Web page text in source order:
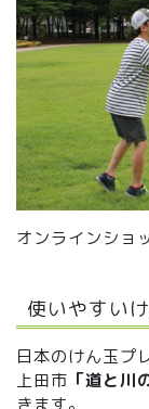
オンラインショ
使いやすい
日本のけん玉プ
上田市 「道と川
きます。